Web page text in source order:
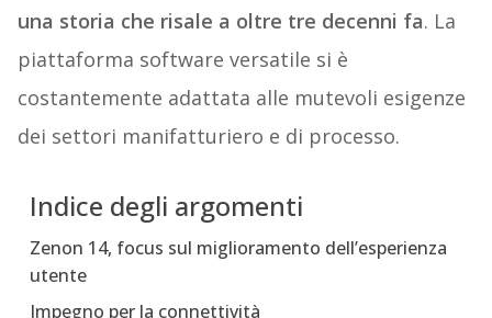
una storia che risale a oltre tre decenni fa. La
piattaforma software versatile si è
costantemente adattata alle mutevoli esigenze
dei settori manifatturiero e di processo.
Indice degli argomenti
Zenon 14, focus sul miglioramento dell’esperienza
utente
Impegno per la connettività